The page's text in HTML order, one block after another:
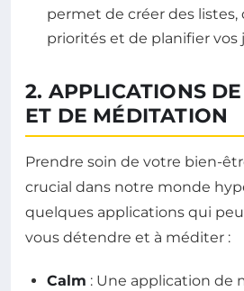
permet de créer des listes,
priorités et de planifier vos
2. APPLICATIONS
ET DE MÉDITATION
Prendre soin de votre bien-
crucial dans notre monde
quelques applications qui
vous détendre et à méditer :
Calm : Une application de